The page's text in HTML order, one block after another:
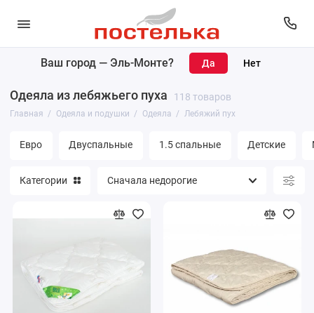
Ваш город — Эль-Монте?
Одеяла из лебяжьего пуха 118 товаров
Главная Одеяла и подушки Одеяла Лебяжий пух
Евро Двуспальные 1.5 спальные Детские
Подушки
Наматрасники
Категории